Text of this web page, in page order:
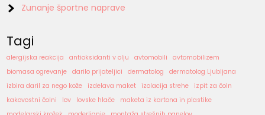
Zunanje športne naprave
Tagi
alergijska reakcija antioksidanti v olju avtomobili
avtomobilizem
biomasa ogrevanje
darilo prijateljici dermatolog
dermatolog Ljubljana
izbira daril za nego kože
izdelava maket izolacija strehe
izpit za čoln
kakovostni čolni
lov lovske hlače
maketa iz kartona in plastike